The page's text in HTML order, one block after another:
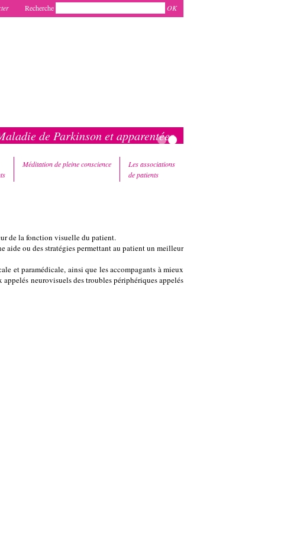
Recherche OK
de Parkinson et apparentées
Méditation de pleine conscience
Les associations
de patients
de la fonction visuelle du patient.
ou des stratégies permettant au patient un meilleur
et paramédicale, ainsi que les accompagants à mieux
neurovisuels des troubles périphériques appelés